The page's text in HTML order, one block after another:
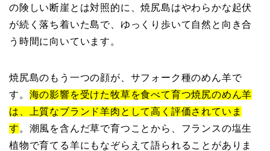
の険しい断崖とは対照的に、焼尻島はやわらかな起伏
が続く落ち着いた島で、ゆっくり歩いて自然と向き合
う時間に向いています。
焼尻島のもう一つの顔が、サフォーク種のめん羊で
す。 海の影響を受けた牧草を食べて育つ焼尻のめん羊
は、上質なブランド羊肉として高く評価されていま
す 。潮風を含んだ草で育つことから、フランスの塩生
植物で育てる羊にもなぞらえて語られることがありま